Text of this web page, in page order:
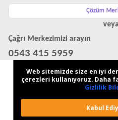
Çözüm
veya
Çağrı Merkezimizi arayın
0543 415 5959
WhatsApp
Web sitemizde size en iyi
çerezleri kullanıyoruz. Daha
Gizlilik
Kabul